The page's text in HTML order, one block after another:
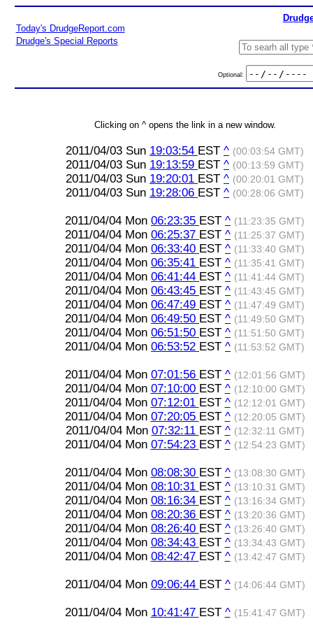
Today's DrudgeReport.com
Drudge's Special Reports
Optional:
Clicking on ^ opens the link in a new window.
2011/04/03 Sun 19:03:54 EST ^ (00:03:54 GMT)
2011/04/03 Sun 19:13:59 EST ^ (00:13:59 GMT)
2011/04/03 Sun 19:20:01 EST ^ (00:20:01 GMT)
2011/04/03 Sun 19:28:06 EST ^ (00:28:06 GMT)
2011/04/04 Mon 06:23:35 EST ^ (11:23:35 GMT)
2011/04/04 Mon 06:25:37 EST ^ (11:25:37 GMT)
2011/04/04 Mon 06:33:40 EST ^ (11:33:40 GMT)
2011/04/04 Mon 06:35:41 EST ^ (11:35:41 GMT)
2011/04/04 Mon 06:41:44 EST ^ (11:41:44 GMT)
2011/04/04 Mon 06:43:45 EST ^ (11:43:45 GMT)
2011/04/04 Mon 06:47:49 EST ^ (11:47:49 GMT)
2011/04/04 Mon 06:49:50 EST ^ (11:49:50 GMT)
2011/04/04 Mon 06:51:50 EST ^ (11:51:50 GMT)
2011/04/04 Mon 06:53:52 EST ^ (11:53:52 GMT)
2011/04/04 Mon 07:01:56 EST ^ (12:01:56 GMT)
2011/04/04 Mon 07:10:00 EST ^ (12:10:00 GMT)
2011/04/04 Mon 07:12:01 EST ^ (12:12:01 GMT)
2011/04/04 Mon 07:20:05 EST ^ (12:20:05 GMT)
2011/04/04 Mon 07:32:11 EST ^ (12:32:11 GMT)
2011/04/04 Mon 07:54:23 EST ^ (12:54:23 GMT)
2011/04/04 Mon 08:08:30 EST ^ (13:08:30 GMT)
2011/04/04 Mon 08:10:31 EST ^ (13:10:31 GMT)
2011/04/04 Mon 08:16:34 EST ^ (13:16:34 GMT)
2011/04/04 Mon 08:20:36 EST ^ (13:20:36 GMT)
2011/04/04 Mon 08:26:40 EST ^ (13:26:40 GMT)
2011/04/04 Mon 08:34:43 EST ^ (13:34:43 GMT)
2011/04/04 Mon 08:42:47 EST ^ (13:42:47 GMT)
2011/04/04 Mon 09:06:44 EST ^ (14:06:44 GMT)
2011/04/04 Mon 10:41:47 EST ^ (15:41:47 GMT)